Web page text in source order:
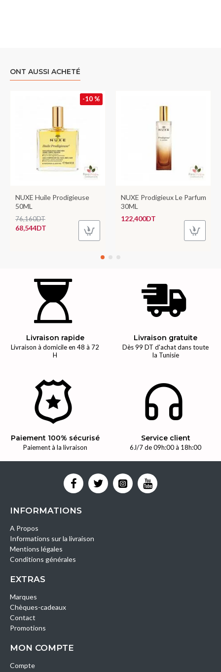
ONT AUSSI ACHETÉ
-10 %
NUXE Huile Prodigieuse
50ML
68,544DT
76,160DT
NUXE Prodigieux Le Parfum
30ML
122,400DT
Livraison rapide
Livraison à domicile en 48 à 72
H
Livraison gratuite
Dès 99 DT d'achat dans toute
la Tunisie
Paiement 100% sécurisé
Paiement à la livraison
Service client
6J/7 de 09h:00 à 18h:00
INFORMATIONS
A Propos
Informations sur la livraison
Mentions légales
Conditions générales
EXTRAS
Marques
Chèques-cadeaux
Contact
Promotions
MON COMPTE
Compte